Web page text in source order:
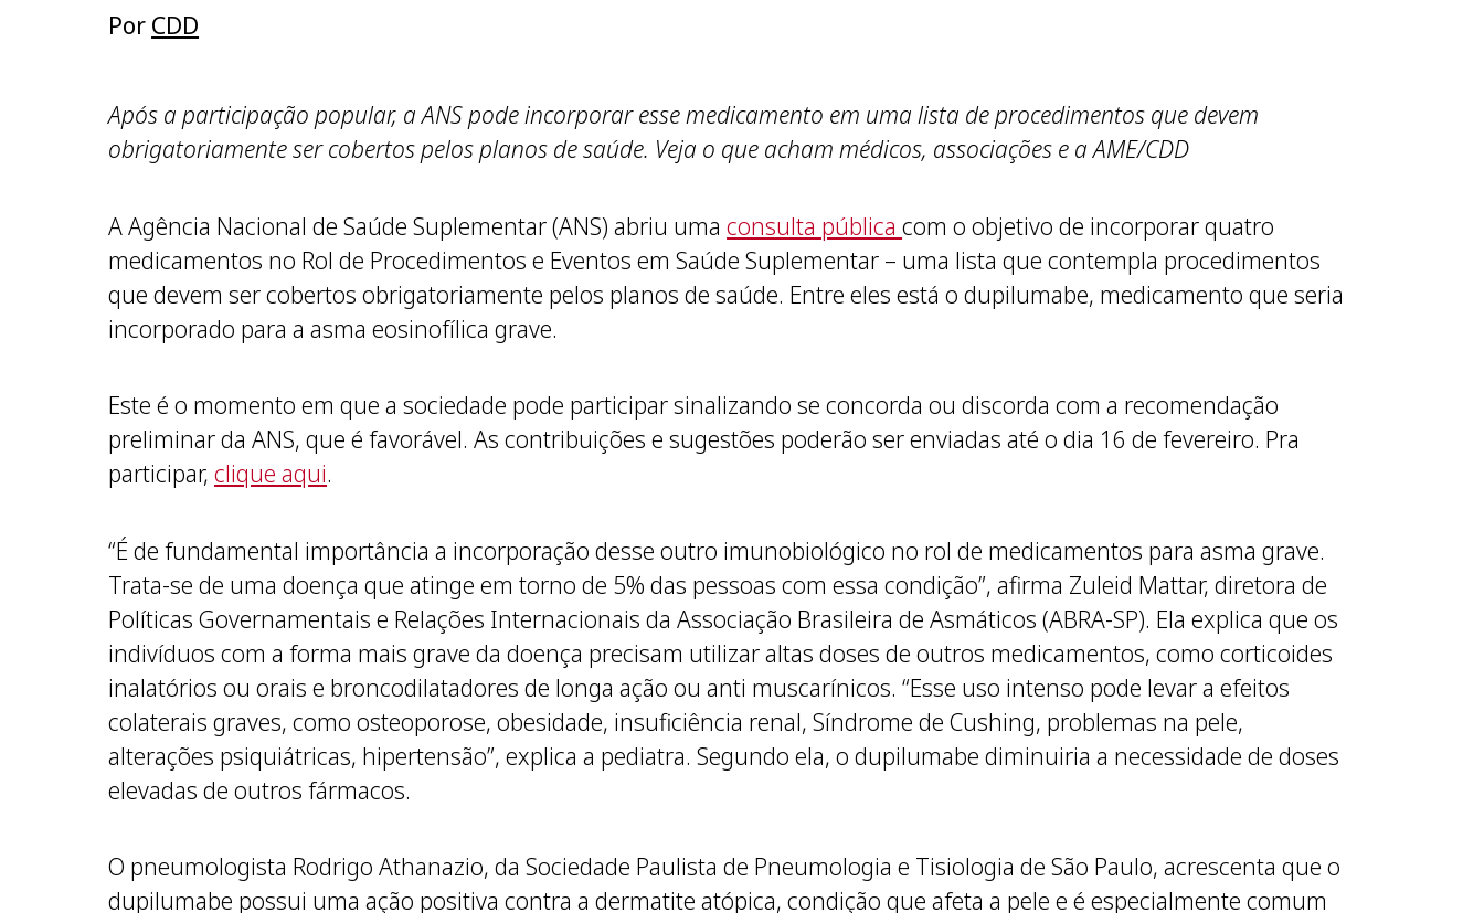
Por CDD
Após a participação popular, a ANS pode incorporar esse medicamento em uma lista de procedimentos que devem
obrigatoriamente ser cobertos pelos planos de saúde. Veja o que acham médicos, associações e a AME/CDD
A Agência Nacional de Saúde Suplementar (ANS) abriu umaconsulta públicacom o objetivo de incorporar quatro
medicamentos no Rol de Procedimentos e Eventos em Saúde Suplementar – uma lista que contempla procedimentos
que devem ser cobertos obrigatoriamente pelos planos de saúde. Entre eles está o dupilumabe, medicamento que seria
incorporado para a asma eosinofílica grave.
Este é o momento em que a sociedade pode participar sinalizando se concorda ou discorda com a recomendação
preliminar da ANS, que é favorável. As contribuições e sugestões poderão ser enviadas até o dia 16 de fevereiro. Pra
participar,clique aqui.
“É de fundamental importância a incorporação desse outro imunobiológico no rol de medicamentos para asma grave.
Trata-se de uma doença que atinge em torno de 5% das pessoas com essa condição”, afirma Zuleid Mattar, diretora de
Políticas Governamentais e Relações Internacionais da Associação Brasileira de Asmáticos (ABRA-SP). Ela explica que os
indivíduos com a forma mais grave da doença precisam utilizar altas doses de outros medicamentos, como corticoides
inalatórios ou orais e broncodilatadores de longa ação ou anti muscarínicos. “Esse uso intenso pode levar a efeitos
colaterais graves, como osteoporose, obesidade, insuficiência renal, Síndrome de Cushing, problemas na pele,
alterações psiquiátricas, hipertensão”, explica a pediatra. Segundo ela, o dupilumabe diminuiria a necessidade de doses
elevadas de outros fármacos.
O pneumologista Rodrigo Athanazio, da Sociedade Paulista de Pneumologia e Tisiologia de São Paulo, acrescenta que o
dupilumabe possui uma ação positiva contra a dermatite atópica, condição que afeta a pele e é especialmente comum